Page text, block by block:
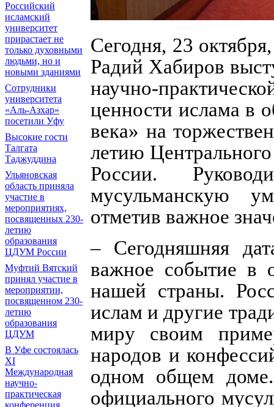
Российский
исламский
университет
прирастает не
только духовными
людьми, но и
новыми зданиями
Сотрудники
университета
«Аль-Азхар»
посетили Уфу
Высокие гости
Талгата
Таджуддина
Ульяновская
область приняла
участие в
мероприятиях,
посвященных 230-
летию
образования
ЦДУМ России
Муфтий Вятский
принял участие в
мероприятии,
посвященном 230-
летию
образования
ЦДУМ
В Уфе состоялась
XI
Международная
научно-
практическая
конференция
Сегодня, 23
Радий Хабиров
научно-
ценности ислама в
века» на
летию
России.
мусульманскую
отметив важное
– Сегодняшняя
важное событие в
нашей страны.
ислам и другие
миру своим
народов и
одном общем
официального